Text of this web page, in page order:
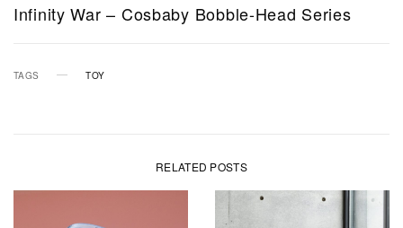
Infinity War – Cosbaby Bobble-Head Series
TAGS TOY
RELATED POSTS